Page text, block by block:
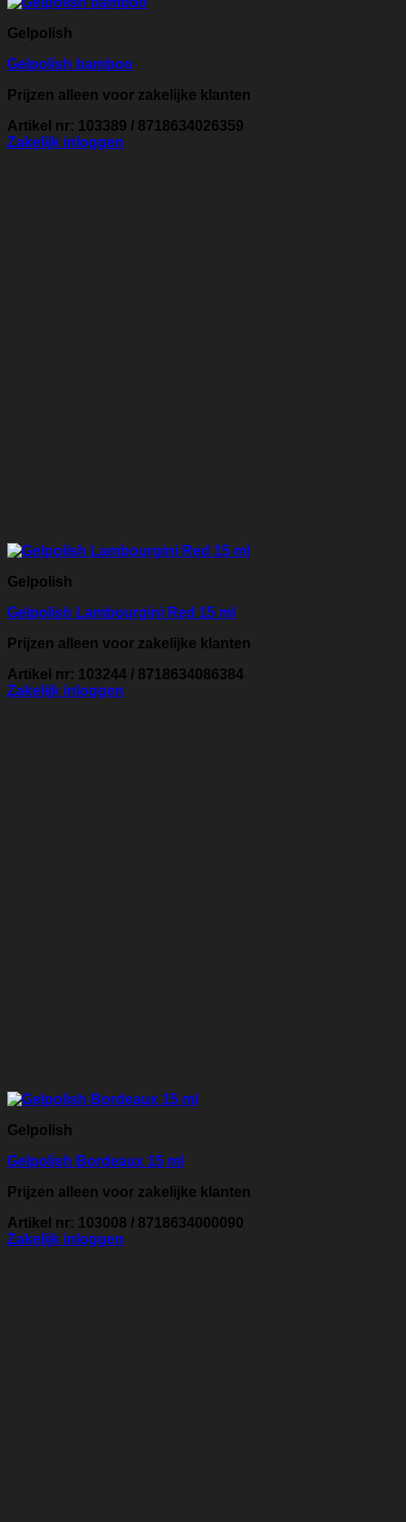
Gelpolish
Gelpolish bamboo
Prijzen alleen voor zakelijke klanten
Artikel nr: 103389 / 8718634026359
Zakelijk inloggen
Gelpolish
Gelpolish Lambourgini Red 15 ml
Prijzen alleen voor zakelijke klanten
Artikel nr: 103244 / 8718634086384
Zakelijk inloggen
Gelpolish
Gelpolish Bordeaux 15 ml
Prijzen alleen voor zakelijke klanten
Artikel nr: 103008 / 8718634000090
Zakelijk inloggen